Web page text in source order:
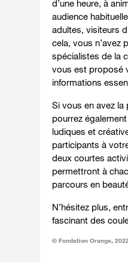
d’une heure, à
audience
adultes, visiteurs
cela, vous n’avez
spécialistes de la
vous est proposé
informations
Si vous en avez
pourrez
ludiques et
participants à
deux courtes
permettront à
parcours en
N’hésitez plus,
fascinant des
© Fondation Orange,